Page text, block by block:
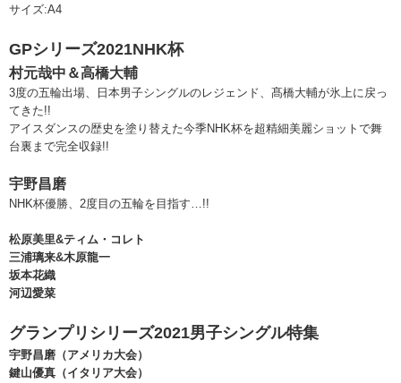
サイズ:A4
GPシリーズ2021NHK杯
村元哉中＆高橋大輔
3度の五輪出場、日本男子シングルのレジェンド、髙橋大輔が氷上に戻っ
てきた!!
アイスダンスの歴史を塗り替えた今季NHK杯を超精細美麗ショットで舞
台裏まで完全収録!!
宇野昌磨
NHK杯優勝、2度目の五輪を目指す…!!
松原美里&ティム・コレト
三浦璃来&木原龍一
坂本花織
河辺愛菜
グランプリシリーズ2021男子シングル特集
宇野昌磨（アメリカ大会）
鍵山優真（イタリア大会）